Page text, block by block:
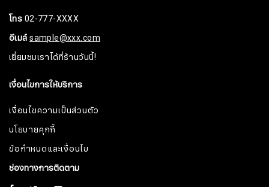
โทร02-777-XXXX
อีเมล์sample@xxx.com
เยี่ยมชมเราได้ที่ร้านวันนี้!
เงื่อนไขการให้บริการ
เงื่อนไขความเป็นส่วนตัว
นโยบายคุกกี้
ข้อกำหนดและเงื่อนไข
ช่องทางการติดตาม